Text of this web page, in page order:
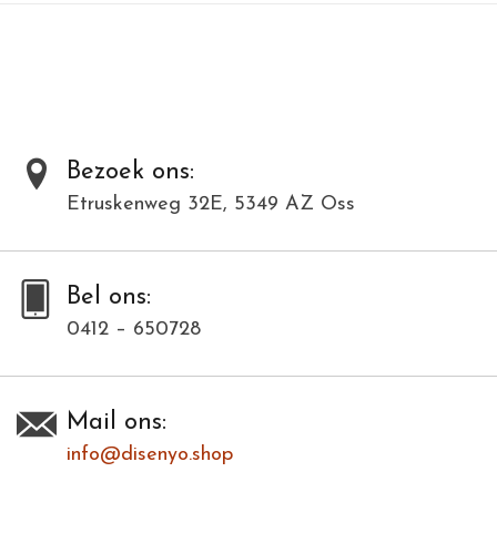
Toevoegen om te vergelijken
Bezoek ons:
Etruskenweg 32E, 5349 AZ Oss
Bel ons:
0412 – 650728
Mail ons:
info@disenyo.shop